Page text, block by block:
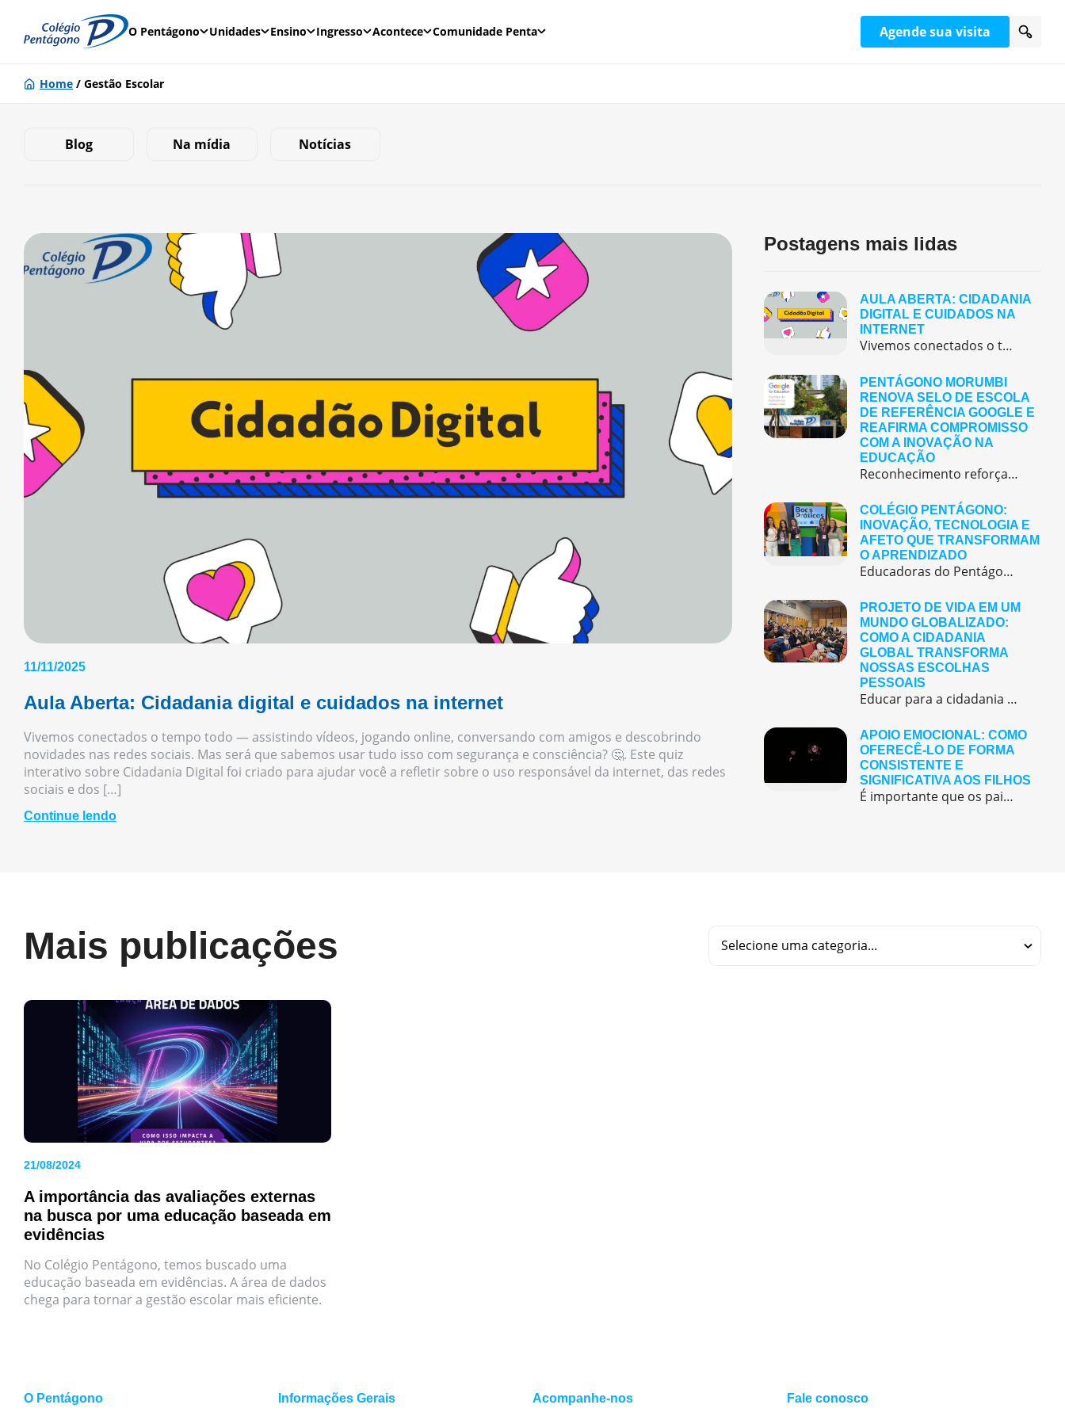
O Pentágono Unidades Ensino Ingresso Acontece Comunidade Penta Agende sua visita
Home / Gestão Escolar
Blog Na mídia Notícias
11/11/2025
Aula Aberta: Cidadania digital e cuidados na internet
Vivemos conectados o tempo todo — assistindo vídeos, jogando online, conversando com amigos e descobrindo
novidades nas redes sociais. Mas será que sabemos usar tudo isso com segurança e consciência? 🤔. Este quiz
interativo sobre Cidadania Digital foi criado para ajudar você a refletir sobre o uso responsável da internet, das redes
sociais e dos […]
Continue lendo
Postagens mais lidas
AULA ABERTA: CIDADANIA
DIGITAL E CUIDADOS NA
INTERNET
Vivemos conectados o tempo todo — assistindo vídeos, jogando online, conversando com amigos e descobrindo novidades nas redes sociais. Mas será que sabemos usar tudo isso com segurança e consciência? 🤔. Este quiz interativo sobre Cidadania Digital foi criado para ajudar você a refletir sobre o uso responsável da internet, das redes sociais e dos […]
PENTÁGONO MORUMBI
RENOVA SELO DE ESCOLA
DE REFERÊNCIA GOOGLE E
REAFIRMA COMPROMISSO
COM A INOVAÇÃO NA
EDUCAÇÃO
Reconhecimento reforça o papel de referência do colégio em tecnologia educacional, formação docente e práticas pedagógicas inovadora O Pentágono Morumbi acaba de renovar o Selo de Escola de Referência Google, um reconhecimento que vai muito além do uso de tecnologias em sala de aula e representa o compromisso coletivo da escola com a inovação, a […]
COLÉGIO PENTÁGONO:
INOVAÇÃO, TECNOLOGIA E
AFETO QUE TRANSFORMAM
O APRENDIZADO
Educadoras do Pentágono são finalistas em prêmio nacional de boas práticas educacionais O Colégio Pentágono reafirma seu compromisso com uma educação inovadora, bilíngue e centrada no aluno, que alia tecnologia, criatividade e afeto para formar cidadãos preparados para o futuro.Acreditamos que a inovação é um pilar essencial para transformar a experiência de aprendizagem. Recentemente, nossas […]
PROJETO DE VIDA EM UM
MUNDO GLOBALIZADO:
COMO A CIDADANIA
GLOBAL TRANSFORMA
NOSSAS ESCOLHAS
PESSOAIS
Educar para a cidadania global é educar para a construção de projetos de vida mais engajados e conscientes.
APOIO EMOCIONAL: COMO
OFERECÊ-LO DE FORMA
CONSISTENTE E
SIGNIFICATIVA AOS FILHOS
É importante que os pais sejam sensíveis e atentos às emoções de seus filhos e que ofereçam um ambiente seguro e acolhedor para que eles consigam expressar seus sentimentos sem medo de serem julgados ou rejeitados.
Mais publicações
21/08/2024
A importância das avaliações externas
na busca por uma educação baseada em
evidências
No Colégio Pentágono, temos buscado uma
educação baseada em evidências. A área de dados
chega para tornar a gestão escolar mais eficiente.
O Pentágono Informações Gerais Acompanhe-nos Fale conosco